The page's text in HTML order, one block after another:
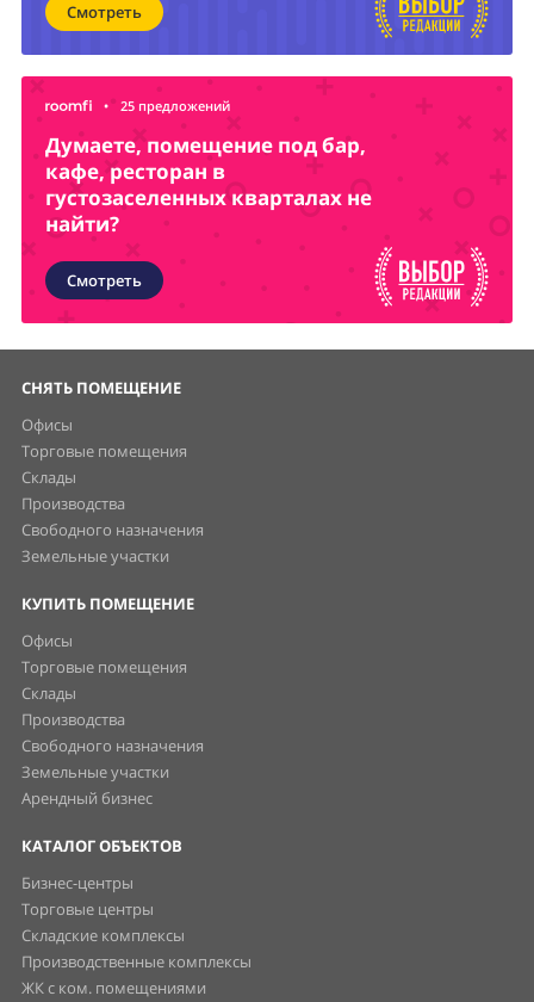
Смотреть
• 25 предложений
Думаете, помещение под бар,
кафе, ресторан в
густозаселенных кварталах не
найти?
Смотреть
СНЯТЬ ПОМЕЩЕНИЕ
Офисы
Торговые помещения
Склады
Производства
Свободного назначения
Земельные участки
КУПИТЬ ПОМЕЩЕНИЕ
Офисы
Торговые помещения
Склады
Производства
Свободного назначения
Земельные участки
Арендный бизнес
КАТАЛОГ ОБЪЕКТОВ
Бизнес-центры
Торговые центры
Складские комплексы
Производственные комплексы
ЖК с ком. помещениями